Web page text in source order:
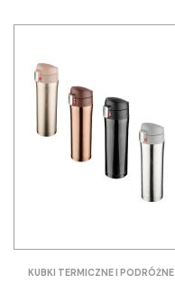
KUBKI TERMICZNE I PODRÓŻNE